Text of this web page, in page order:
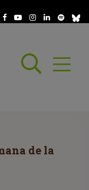
Abrir
de la